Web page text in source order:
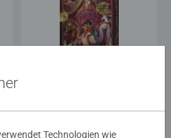
Technologien wie